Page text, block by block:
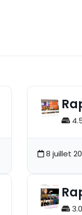
8 juillet